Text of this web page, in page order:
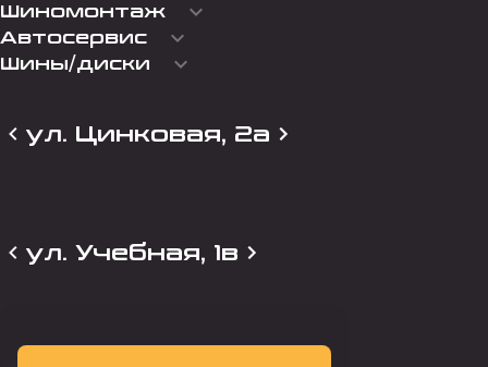
Шиномонтаж keyboard_arrow_down
Автосервис keyboard_arrow_down
Шины/диски keyboard_arrow_down
ул. Цинковая, 2а
ул. Учебная, 1в